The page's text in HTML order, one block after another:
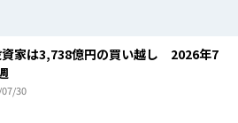
家は3,738億円の買い越し 2026年7
30